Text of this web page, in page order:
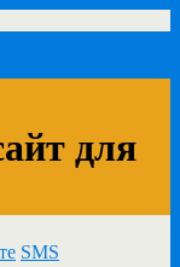
для
SMS